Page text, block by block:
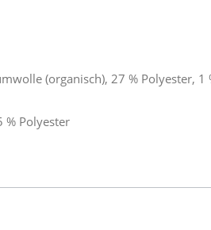
(organisch), 27 % Polyester, 1
% Polyester